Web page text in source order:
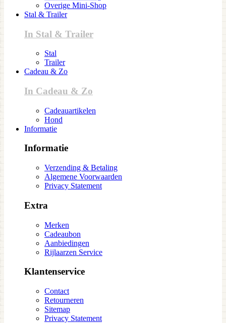
Overige Mini-Shop
Stal & Trailer
In Stal & Trailer
Stal
Trailer
Cadeau & Zo
In Cadeau & Zo
Cadeauartikelen
Hond
Informatie
Informatie
Verzending & Betaling
Algemene Voorwaarden
Privacy Statement
Extra
Merken
Cadeaubon
Aanbiedingen
Rijlaarzen Service
Klantenservice
Contact
Retourneren
Sitemap
Privacy Statement